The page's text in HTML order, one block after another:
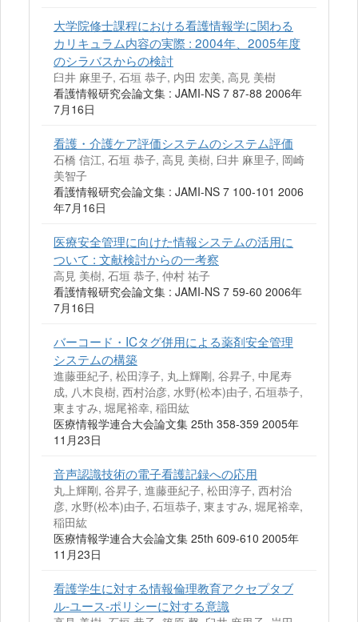
大学院修士課程における看護情報学に関わる
カリキュラム内容の実際 : 2004年、2005年度
のシラバスからの検討
臼井 麻里子, 石垣 恭子, 内田 宏美, 高見 美樹
看護情報研究会論文集 : JAMI-NS 7 87-88 2006年
7月16日
看護・介護ケア評価システムのシステム評価
石橋 信江, 石垣 恭子, 高見 美樹, 臼井 麻里子, 岡崎
美智子
看護情報研究会論文集 : JAMI-NS 7 100-101 2006
年7月16日
医療安全管理に向けた情報システムの活用に
ついて : 文献検討からの一考察
高見 美樹, 石垣 恭子, 仲村 祐子
看護情報研究会論文集 : JAMI-NS 7 59-60 2006年
7月16日
バーコード・ICタグ併用による薬剤安全管理
システムの構築
進藤亜紀子, 松田淳子, 丸上輝剛, 谷昇子, 中尾寿
成, 八木良樹, 西村治彦, 水野(松本)由子, 石垣恭子,
東ますみ, 堀尾裕幸, 稲田紘
医療情報学連合大会論文集 25th 358-359 2005年
11月23日
音声認識技術の電子看護記録への応用
丸上輝剛, 谷昇子, 進藤亜紀子, 松田淳子, 西村治
彦, 水野(松本)由子, 石垣恭子, 東ますみ, 堀尾裕幸,
稲田紘
医療情報学連合大会論文集 25th 609-610 2005年
11月23日
看護学生に対する情報倫理教育アクセプタブ
ル-ユース-ポリシーに対する意識